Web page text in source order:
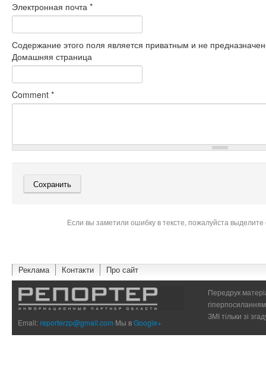
Электронная почта *
Содержание этого поля является приватным и не
Домашняя страница
Comment *
Если вы заметили ошибку в тексте, пожалуйста
Реклама Контакти Про сайт
Email:reporterzp@gmail.com Мы вGoogle+
Передрук
ЗМІ тільки зі